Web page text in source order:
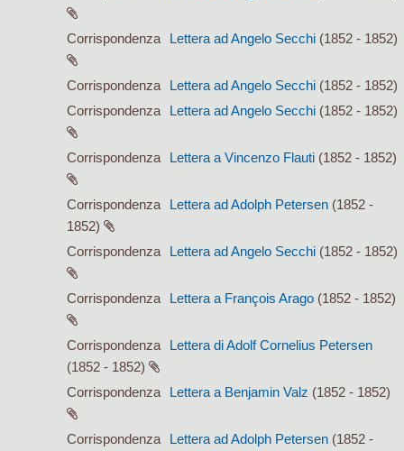
Corrispondenza Lettera ad Angelo Secchi (1852 - 1852)
Corrispondenza Lettera ad Angelo Secchi (1852 - 1852)
Corrispondenza
Lettera ad Angelo Secchi (1852 - 1852)
Corrispondenza Lettera a Vincenzo Flauti (1852 - 1852)
Corrispondenza Lettera ad Adolph Petersen (1852 -
1852)
Corrispondenza
Lettera ad Angelo Secchi (1852 - 1852)
Corrispondenza Lettera a François Arago (1852 - 1852)
Corrispondenza
Lettera di Adolf Cornelius Petersen
(1852 - 1852)
Corrispondenza
Lettera a Benjamin Valz (1852 - 1852)
Corrispondenza Lettera ad Adolph Petersen (1852 -